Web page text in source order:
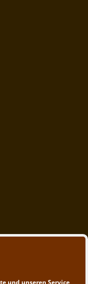
und unseren Service